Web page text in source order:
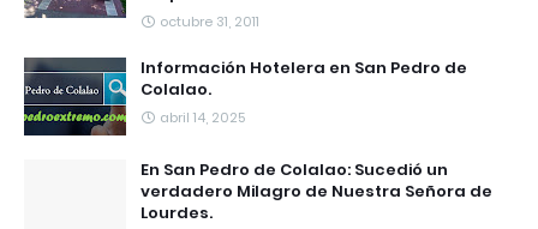
octubre 31, 2011
Información Hotelera en San Pedro de
Colalao.
abril 14, 2025
En San Pedro de Colalao: Sucedió un
verdadero Milagro de Nuestra Señora de
Lourdes.